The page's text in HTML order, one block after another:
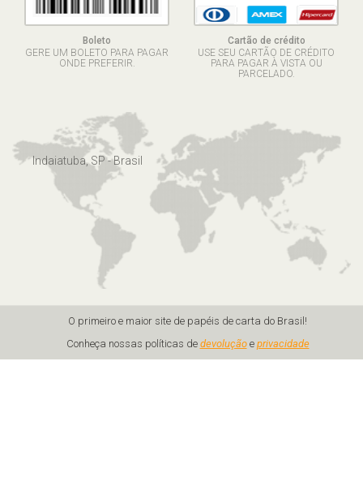
Boleto
GERE UM BOLETO PARA PAGAR
ONDE PREFERIR.
Cartão de crédito
USE SEU CARTÃO DE CRÉDITO
PARA PAGAR À VISTA OU
PARCELADO.
Indaiatuba, SP - Brasil
O primeiro e maior site de papéis de carta do Brasil!
Conheça nossas políticas de devoluçãoe privacidade